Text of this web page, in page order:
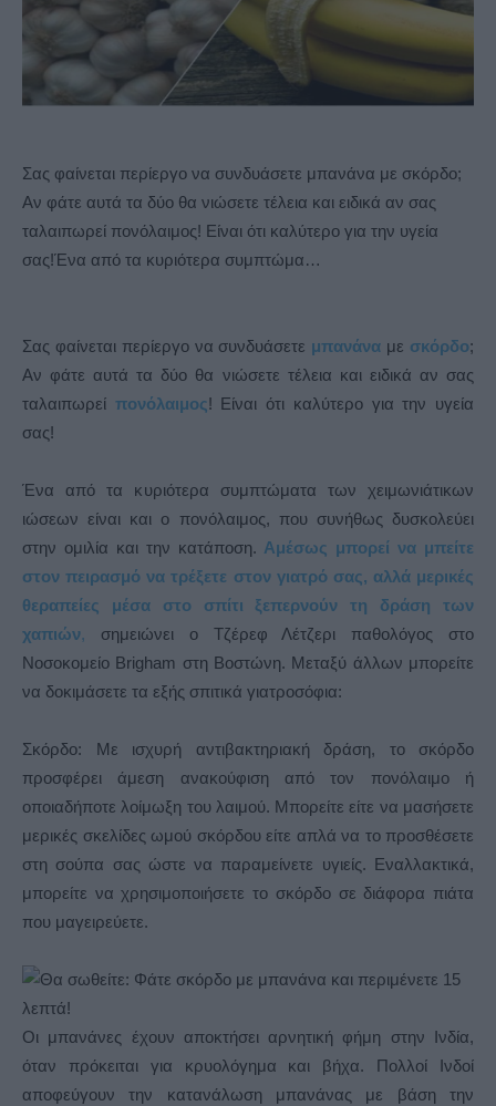
Σας φαίνεται περίεργο να συνδυάσετε μπανάνα με σκόρδο;
Αν φάτε αυτά τα δύο θα νιώσετε τέλεια και ειδικά αν σας
ταλαιπωρεί πονόλαιμος! Είναι ότι καλύτερο για την υγεία
σας!Ένα από τα κυριότερα συμπτώμα…
Σας φαίνεται περίεργο να συνδυάσετε μπανάνα με σκόρδο;
Αν φάτε αυτά τα δύο θα νιώσετε τέλεια και ειδικά αν σας
ταλαιπωρεί πονόλαιμος! Είναι ότι καλύτερο για την υγεία
σας!
Ένα από τα κυριότερα συμπτώματα των χειμωνιάτικων
ιώσεων είναι και ο πονόλαιμος, που συνήθως δυσκολεύει
στην ομιλία και την κατάποση. Αμέσως μπορεί να μπείτε
στον πειρασμό να τρέξετε στον γιατρό σας, αλλά μερικές
θεραπείες μέσα στο σπίτι ξεπερνούν τη δράση των
χαπιών, σημειώνει ο Τζέρεφ Λέτζερι παθολόγος στο
Νοσοκομείο Brigham στη Βοστώνη. Μεταξύ άλλων μπορείτε
να δοκιμάσετε τα εξής σπιτικά γιατροσόφια:
Σκόρδο: Με ισχυρή αντιβακτηριακή δράση, το σκόρδο
προσφέρει άμεση ανακούφιση από τον πονόλαιμο ή
οποιαδήποτε λοίμωξη του λαιμού. Μπορείτε είτε να μασήσετε
μερικές σκελίδες ωμού σκόρδου είτε απλά να το προσθέσετε
στη σούπα σας ώστε να παραμείνετε υγιείς. Εναλλακτικά,
μπορείτε να χρησιμοποιήσετε το σκόρδο σε διάφορα πιάτα
που μαγειρεύετε.
Οι μπανάνες έχουν αποκτήσει αρνητική φήμη στην Ινδία,
όταν πρόκειται για κρυολόγημα και βήχα. Πολλοί Ινδοί
αποφεύγουν την κατανάλωση μπανάνας με βάση την